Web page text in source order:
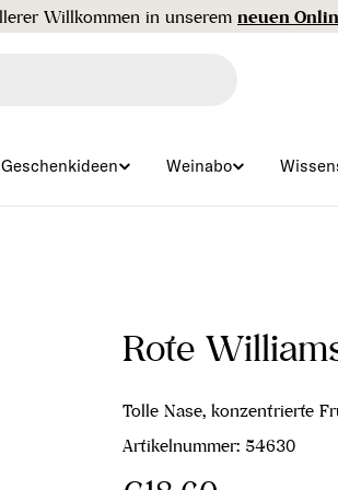
Gratisversand ab € 99 🇦🇹
Geschenkideen Weinabo
Rote
Tolle Nase, konzentrierte
Artikelnummer: 54630